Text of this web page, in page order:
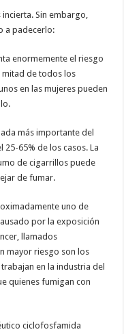
Sin embargo,
a padecerlo:
enormemente el riesgo
mitad de todos los
en las mujeres pueden
más importante del
65% de los casos. La
de cigarrillos puede
de fumar.
uno de
por la exposición
llamados
mayor riesgo son los
en la industria del
quienes fumigan con
ciclofosfamida